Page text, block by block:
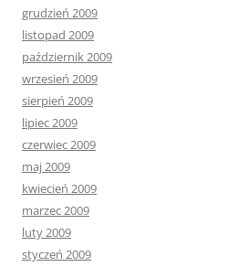
grudzień 2009
listopad 2009
październik 2009
wrzesień 2009
sierpień 2009
lipiec 2009
czerwiec 2009
maj 2009
kwiecień 2009
marzec 2009
luty 2009
styczeń 2009